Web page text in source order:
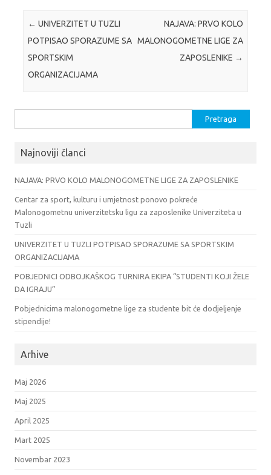
Post navigation
← UNIVERZITET U TUZLI
POTPISAO SPORAZUME SA
SPORTSKIM
ORGANIZACIJAMA
NAJAVA: PRVO KOLO
MALONOGOMETNE LIGE ZA
ZAPOSLENIKE →
Najnoviji članci
NAJAVA: PRVO KOLO MALONOGOMETNE LIGE ZA ZAPOSLENIKE
Centar za sport, kulturu i umjetnost ponovo pokreće
Malonogometnu univerzitetsku ligu za zaposlenike Univerziteta u
Tuzli
UNIVERZITET U TUZLI POTPISAO SPORAZUME SA SPORTSKIM
ORGANIZACIJAMA
POBJEDNICI ODBOJKAŠKOG TURNIRA EKIPA “STUDENTI KOJI ŽELE
DA IGRAJU”
Pobjednicima malonogometne lige za studente bit će dodjeljenje
stipendije!
Arhive
Maj 2026
Maj 2025
April 2025
Mart 2025
Novembar 2023